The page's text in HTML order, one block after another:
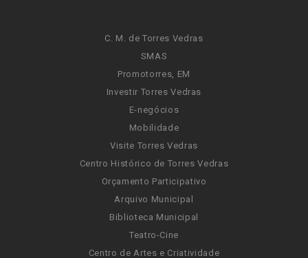
C. M. de Torres Vedras
SMAS
Promotorres, EM
Investir Torres Vedras
E-negócios
Mobilidade
Visite Torres Vedras
Centro Histórico de Torres Vedras
Orçamento Participativo
Arquivo Municipal
Biblioteca Municipal
Teatro-Cine
Centro de Artes e Criatividade